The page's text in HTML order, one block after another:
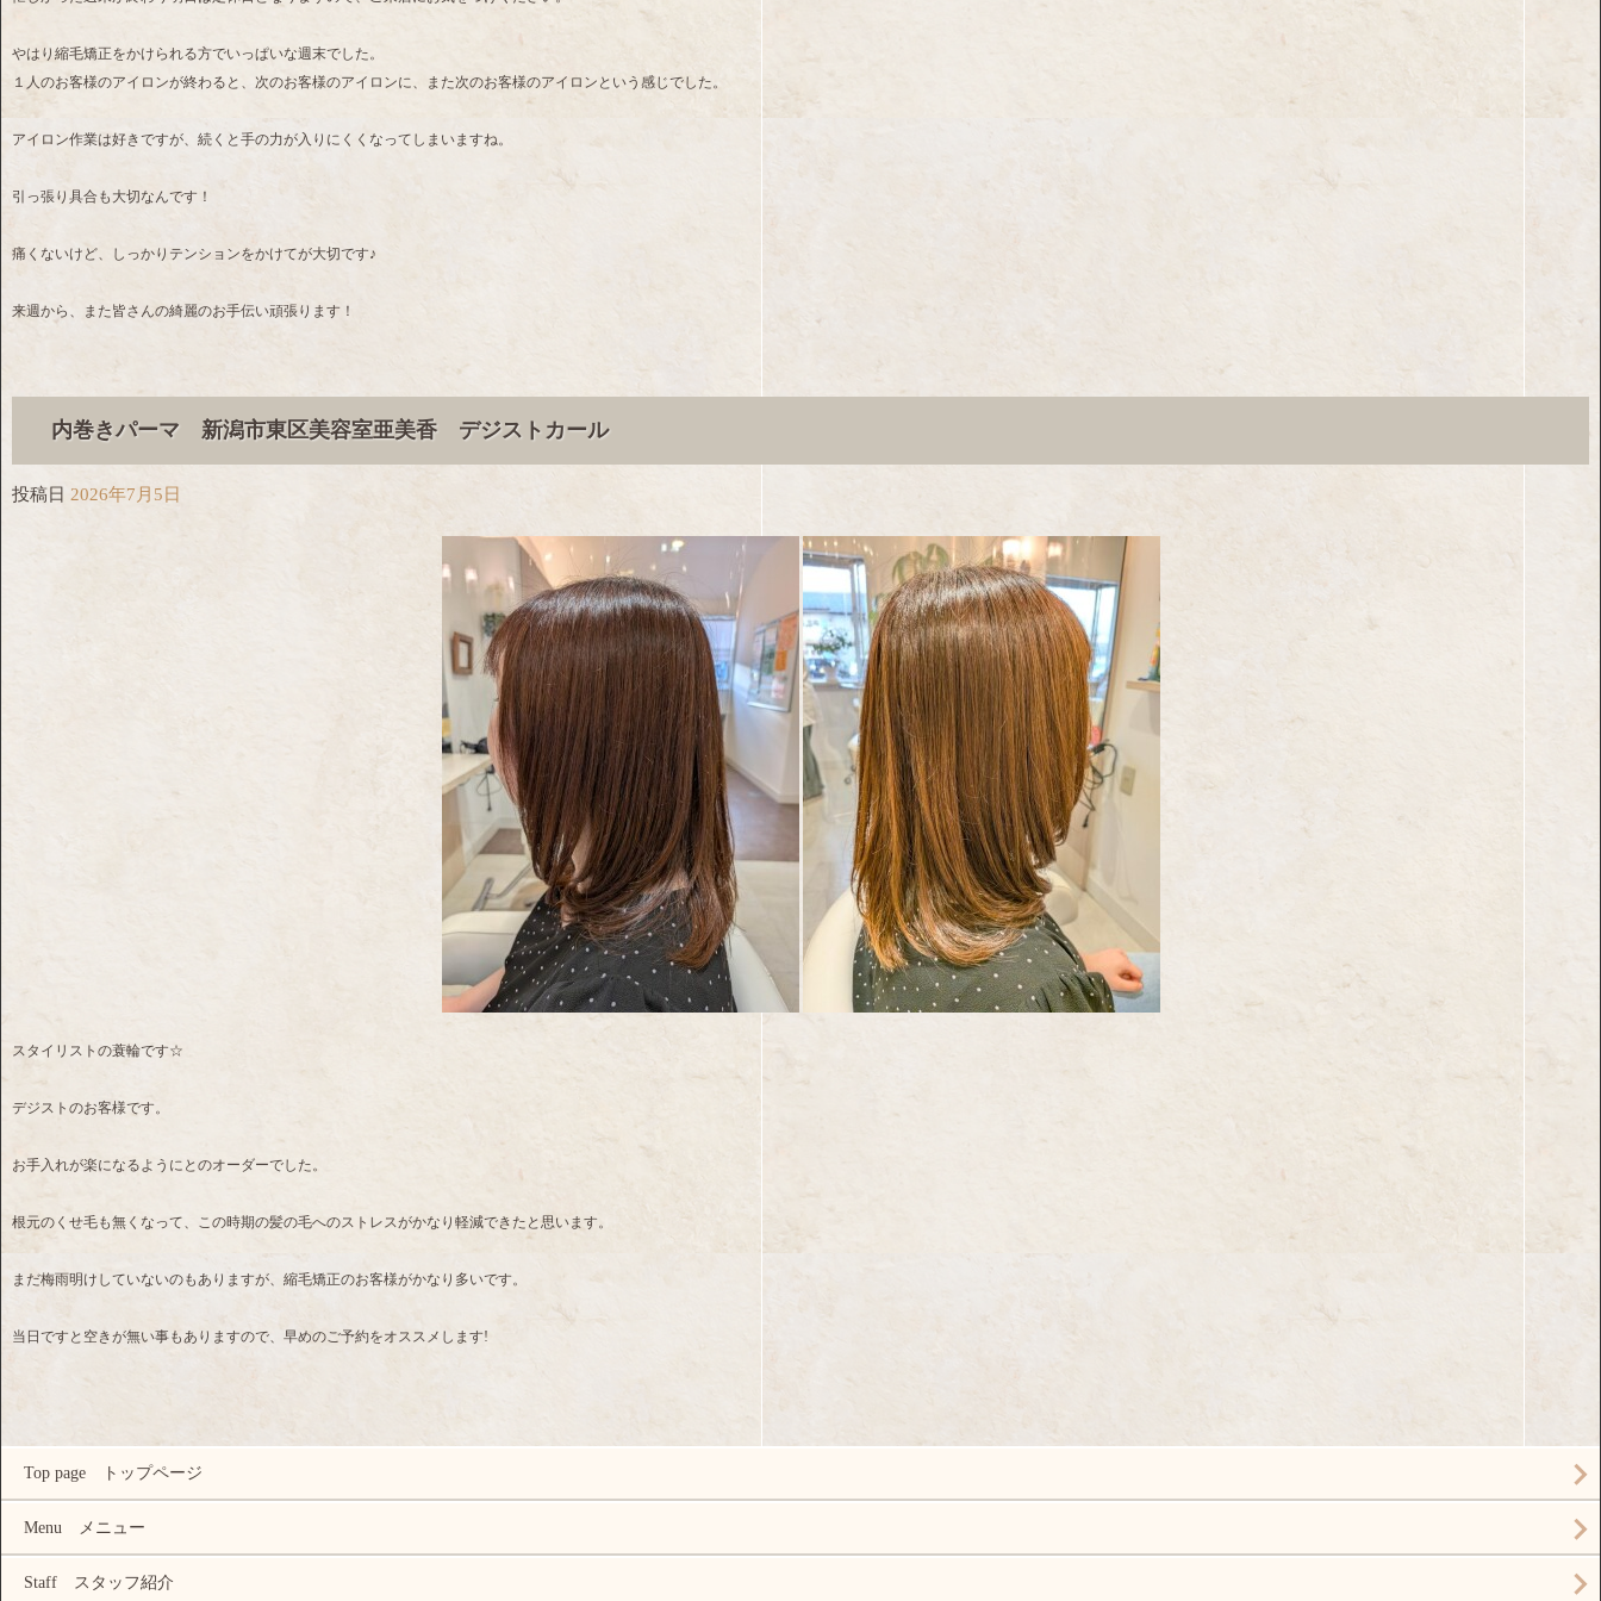
やはり縮毛矯正をかけられる方でいっぱいな週末でした。
１人のお客様のアイロンが終わると、次のお客様のアイロンに、また次のお客様のアイロンという感じでした。
アイロン作業は好きですが、続くと手の力が入りにくくなってしまいますね。
引っ張り具合も大切なんです！
痛くないけど、しっかりテンションをかけてが大切です♪
来週から、また皆さんの綺麗のお手伝い頑張ります！
内巻きパーマ 新潟市東区美容室亜美香 デジストカール
投稿日 2026年7月5日
スタイリストの蓑輪です☆
デジストのお客様です。
お手入れが楽になるようにとのオーダーでした。
根元のくせ毛も無くなって、この時期の髪の毛へのストレスがかなり軽減できたと思います。
まだ梅雨明けしていないのもありますが、縮毛矯正のお客様がかなり多いです。
当日ですと空きが無い事もありますので、早めのご予約をオススメします!
Top page トップページ
Menu メニュー
Staff スタッフ紹介